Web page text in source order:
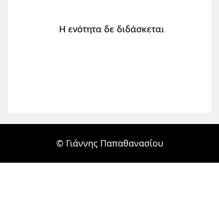
Η ενότητα δε διδάσκεται
© Γιάννης Παπαθανασίου